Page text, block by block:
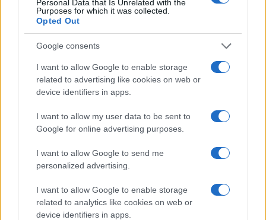
Personal Data that Is Unrelated with the
Purposes for which it was collected.
Opted Out
Google consents
I want to allow Google to enable storage
related to advertising like cookies on web or
device identifiers in apps.
I want to allow my user data to be sent to
Google for online advertising purposes.
I want to allow Google to send me
personalized advertising.
I want to allow Google to enable storage
related to analytics like cookies on web or
device identifiers in apps.
Encontro Preço Mínimo Máximo Média mensal
Janeiro de
$
Fevereiro
de 2024
$
6,06
$ 5,39 $ 6,90 $ 6,15 2%
6,54
7,13
7,06
Junho de
$
$ 6,03